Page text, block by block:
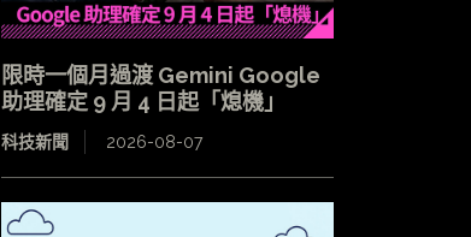
限時一個月過渡 Gemini Google
助理確定 9 月 4 日起「熄機」
科技新聞 2026-08-07